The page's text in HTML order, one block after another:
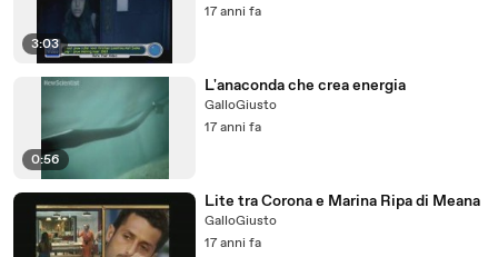
3:03
17 anni fa
0:56
L'anaconda che crea energia
GalloGiusto
17 anni fa
Lite tra Corona e Marina Ripa di Meana
GalloGiusto
17 anni fa